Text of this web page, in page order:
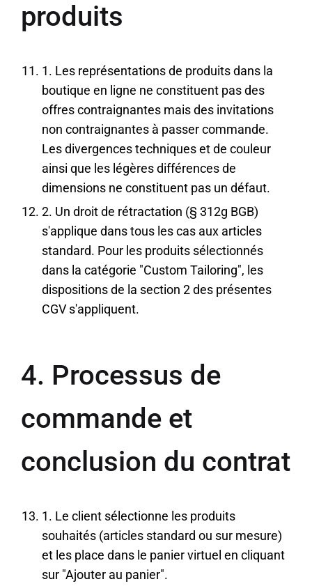
produits
1. Les représentations de produits dans la
boutique en ligne ne constituent pas des
offres contraignantes mais des invitations
non contraignantes à passer commande.
Les divergences techniques et de couleur
ainsi que les légères différences de
dimensions ne constituent pas un défaut.
2. Un droit de rétractation (§ 312g BGB)
s'applique dans tous les cas aux articles
standard. Pour les produits sélectionnés
dans la catégorie "Custom Tailoring", les
dispositions de la section 2 des présentes
CGV s'appliquent.
4. Processus de
commande et
conclusion du contrat
1. Le client sélectionne les produits
souhaités (articles standard ou sur mesure)
et les place dans le panier virtuel en cliquant
sur "Ajouter au panier".